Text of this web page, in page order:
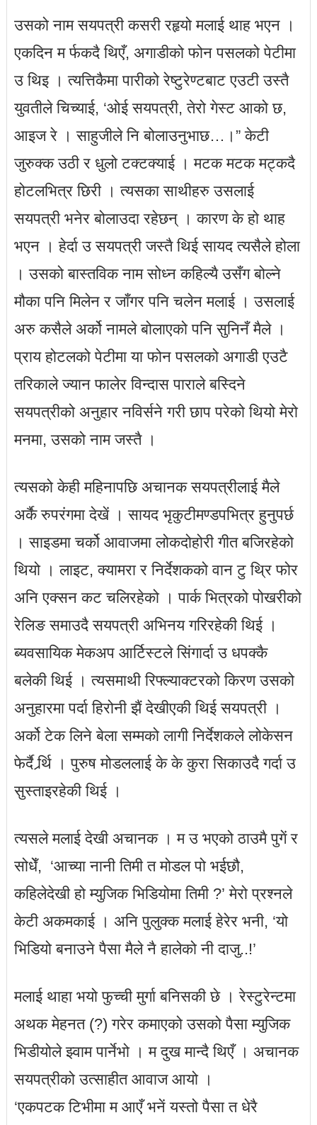
उसको नाम सयपत्री कसरी रहृयो मलाई थाह भएन ।
एकदिन म र्फकदै थिएँ, अगाडीको फोन पसलको पेटीमा
उ थिइ । त्यत्तिकैमा पारीको रेष्टुरेण्टबाट एउटी उस्तै
युवतीले चिच्याई, ‘ओई सयपत्री, तेरो गेस्ट आको छ,
आइज रे । साहुजीले नि बोलाउनुभाछ…।” केटी
जुरुक्क उठी र धुलो टक्टक्याई । मटक मटक मट्कदै
होटलभित्र छिरी । त्यसका साथीहरु उसलाई
सयपत्री भनेर बोलाउदा रहेछन् । कारण के हो थाह
भएन । हेर्दा उ सयपत्री जस्तै थिई सायद त्यसैले होला
। उसको बास्तविक नाम सोध्न कहिल्यै उसँग बोल्ने
मौका पनि मिलेन र जाँगर पनि चलेन मलाई । उसलाई
अरु कसैले अर्को नामले बोलाएको पनि सुनिनँ मैले ।
प्राय होटलको पेटीमा या फोन पसलको अगाडी एउटै
तरिकाले ज्यान फालेर विन्दास पाराले बस्दिने
सयपत्रीको अनुहार नविर्सने गरी छाप परेको थियो मेरो
मनमा, उसको नाम जस्तै ।
त्यसको केही महिनापछि अचानक सयपत्रीलाई मैले
अर्कै रुपरंगमा देखें । सायद भृकुटीमण्डपभित्र हुनुपर्छ
। साइडमा चर्को आवाजमा लोकदोहोरी गीत बजिरहेको
थियो । लाइट, क्यामरा र निर्देशकको वान टु थि्र फोर
अनि एक्सन कट चलिरहेको । पार्क भित्रको पोखरीको
रेलिङ समाउदै सयपत्री अभिनय गरिरहेकी थिई ।
ब्यवसायिक मेकअप आर्टिस्टले सिंगार्दा उ धपक्कै
बलेकी थिई । त्यसमाथी रिफ्ल्याक्टरको किरण उसको
अनुहारमा पर्दा हिरोनी झैं देखीएकी थिई सयपत्री ।
अर्को टेक लिने बेला सम्मको लागी निर्देशकले लोकेसन
फेर्दै र्र्थि । पुरुष मोडललाई के के कुरा सिकाउदै गर्दा उ
सुस्ताइरहेकी थिई ।
त्यसले मलाई देखी अचानक । म उ भएको ठाउमै पुगें र
सोधेँ, ‘आच्या नानी तिमी त मोडल पो भईछौ,
कहिलेदेखी हो म्युजिक भिडियोमा तिमी ?’ मेरो प्रश्नले
केटी अकमकाई । अनि पुलुक्क मलाई हेरेर भनी, ‘यो
भिडियो बनाउने पैसा मैले नै हालेको नी दाजु..!’
मलाई थाहा भयो फुच्ची मुर्गा बनिसकी छे । रेस्टुरेन्टमा
अथक मेहनत (?) गरेर कमाएको उसको पैसा म्युजिक
भिडीयोले झ्वाम पार्नेभो । म दुख मान्दै थिएँ । अचानक
सयपत्रीको उत्साहीत आवाज आयो ।
‘एकपटक टिभीमा म आएँ भनें यस्तो पैसा त धेरै